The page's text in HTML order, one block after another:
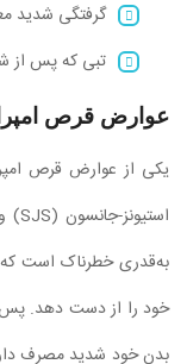
گرفتگی شدید
تبی که پس از
عوارض قرص
یکی از عوارض قرص
به‌قدری خطرناک است که
خود را از دست دهد. پس
بدن خود شدید مصرف